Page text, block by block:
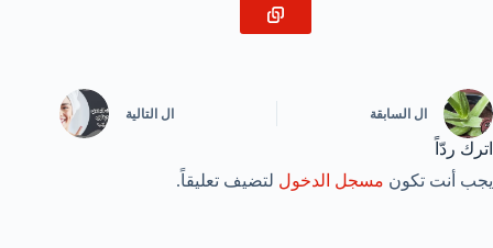
ال السابقة ال التالية
اترك ردّاً
يجب أنت تكون مسجل الدخول لتضيف تعليقاً.